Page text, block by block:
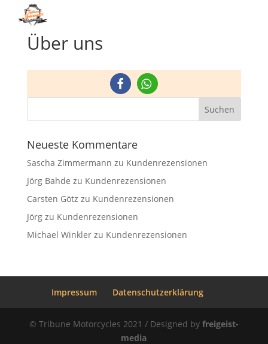
Über uns
Neueste Kommentare
Sascha Zimmermann zu Kundenrezensionen
Jörg Bahde zu Kundenrezensionen
Carsten Götz zu Kundenrezensionen
Jörgzu Kundenrezensionen
Michael Winklerzu Kundenrezensionen
Impressum Datenschutzerklärung
© Tribune Motorcycles 2021 / Designed by freigeist-
media